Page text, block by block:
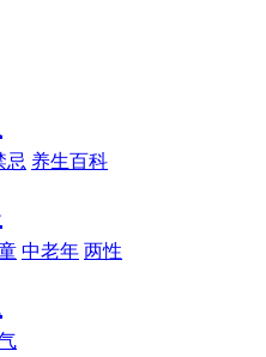
忌 养生百科
中老年 两性